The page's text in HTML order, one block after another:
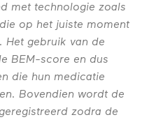
met technologie zoals
op het juiste moment
Het gebruik van de
BEM-score en dus
die hun medicatie
Bovendien wordt de
zodra de